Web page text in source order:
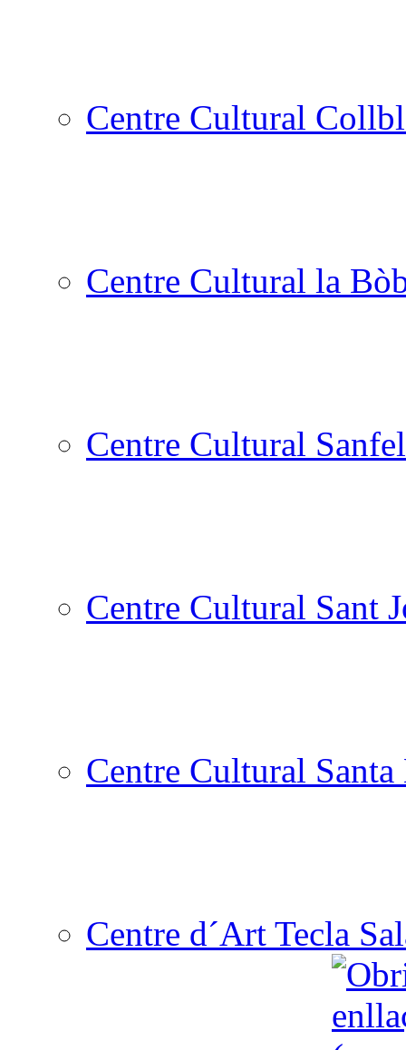
Centre Cultural
Centre Cultural la
Centre Cultural
Centre Cultural Sant
Centre Cultural
Centre d´Art Tecla